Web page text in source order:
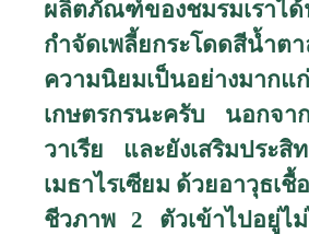
ผลิตภัณฑ์ของชมรมเราไ
กำจัดเพลี้ยกระโดดสีน้ำ
ความนิยมเป็นอย่างมากแ
เกษตรกรนะครับ นอกจา
วาเรีย และยังเสริมประสิ
เมธาไรเซียม ด้วยอาวุธเชื้
ชีวภาพ2 ตัวเข้าไปอยู่ไ